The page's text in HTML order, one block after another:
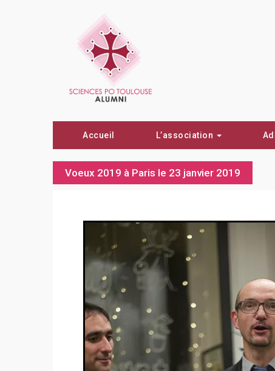
Accueil L’association
Voeux 2019 à Paris le 23 janvier 2019